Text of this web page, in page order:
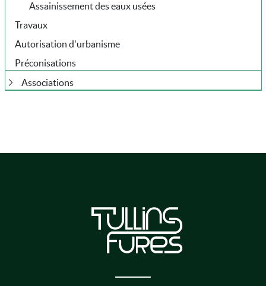
Assainissement des eaux usées
Travaux
Autorisation d'urbanisme
Préconisations
Associations